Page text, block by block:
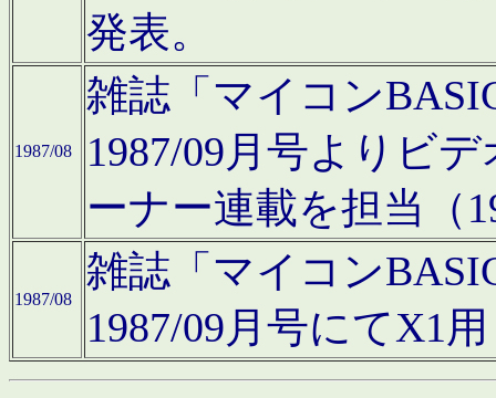
発表。
1987/08
雑誌「マイコン
1987/09月号よりビ
ーナー連載を担当（
1987/08
雑誌「マイコン
1987/09月号にてX1